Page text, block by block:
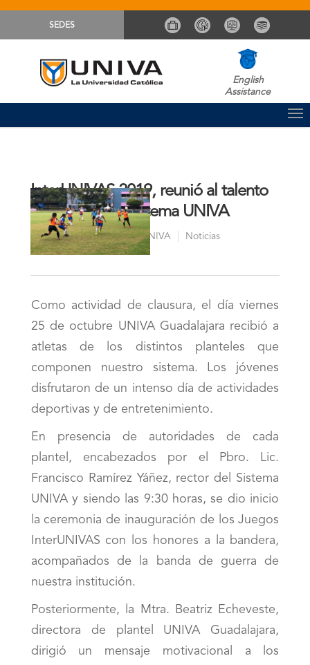
SEDES
English
Assistance
InterUNIVAS 2019, reunió al talento
deportivo del Sistema UNIVA
ByComunicación Sistema UNIVA Noticias
Como actividad de clausura, el día viernes
25 de octubre UNIVA Guadalajara recibió a
atletas de los distintos planteles que
componen nuestro sistema. Los jóvenes
disfrutaron de un intenso día de actividades
deportivas y de entretenimiento.
En presencia de autoridades de cada
plantel, encabezados por el Pbro. Lic.
Francisco Ramírez Yáñez, rector del Sistema
UNIVA y siendo las 9:30 horas, se dio inicio
la ceremonia de inauguración de los Juegos
InterUNIVAS con los honores a la bandera,
acompañados de la banda de guerra de
nuestra institución.
Posteriormente, la Mtra. Beatriz Echeveste,
directora de plantel UNIVA Guadalajara,
dirigió un mensaje motivacional a los